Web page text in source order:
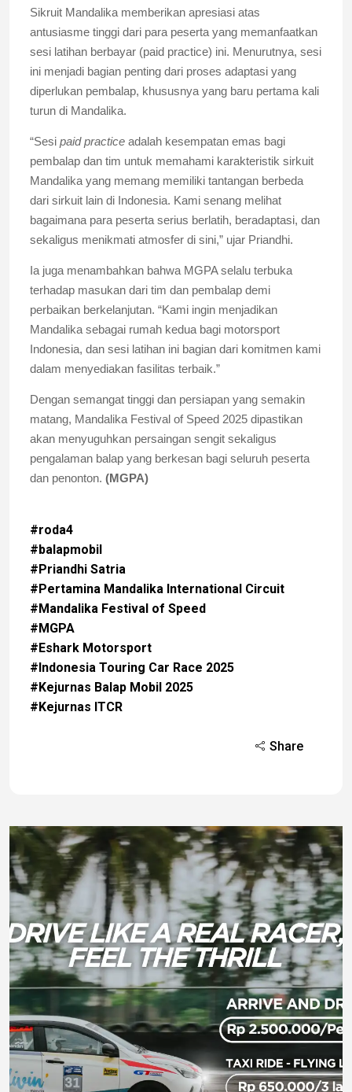
Sikruit Mandalika memberikan apresiasi atas
antusiasme tinggi dari para peserta yang memanfaatkan
sesi latihan berbayar (paid practice) ini. Menurutnya, sesi
ini menjadi bagian penting dari proses adaptasi yang
diperlukan pembalap, khususnya yang baru pertama kali
turun di Mandalika.
“Sesi paid practice adalah kesempatan emas bagi
pembalap dan tim untuk memahami karakteristik sirkuit
Mandalika yang memang memiliki tantangan berbeda
dari sirkuit lain di Indonesia. Kami senang melihat
bagaimana para peserta serius berlatih, beradaptasi, dan
sekaligus menikmati atmosfer di sini,” ujar Priandhi.
Ia juga menambahkan bahwa MGPA selalu terbuka
terhadap masukan dari tim dan pembalap demi
perbaikan berkelanjutan. “Kami ingin menjadikan
Mandalika sebagai rumah kedua bagi motorsport
Indonesia, dan sesi latihan ini bagian dari komitmen kami
dalam menyediakan fasilitas terbaik.”
Dengan semangat tinggi dan persiapan yang semakin
matang, Mandalika Festival of Speed 2025 dipastikan
akan menyuguhkan persaingan sengit sekaligus
pengalaman balap yang berkesan bagi seluruh peserta
dan penonton. (MGPA)
#roda4
#balapmobil
#Priandhi Satria
#Pertamina Mandalika International Circuit
#Mandalika Festival of Speed
#MGPA
#Eshark Motorsport
#Indonesia Touring Car Race 2025
#Kejurnas Balap Mobil 2025
#Kejurnas ITCR
Share